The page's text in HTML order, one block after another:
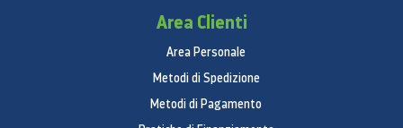
Area Clienti
Area Personale
Metodi di Spedizione
Metodi di Pagamento